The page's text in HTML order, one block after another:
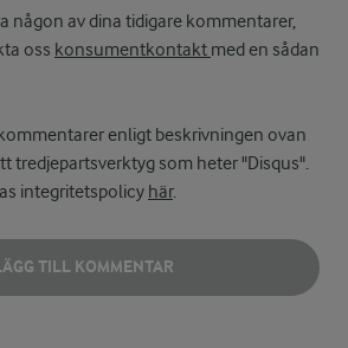
någon av dina tidigare kommentarer,
oss konsumentkontakt med en sådan
enligt beskrivningen ovan
tredjepartsverktyg som heter "Disqus".
integritetspolicy här.
TILL KOMMENTAR